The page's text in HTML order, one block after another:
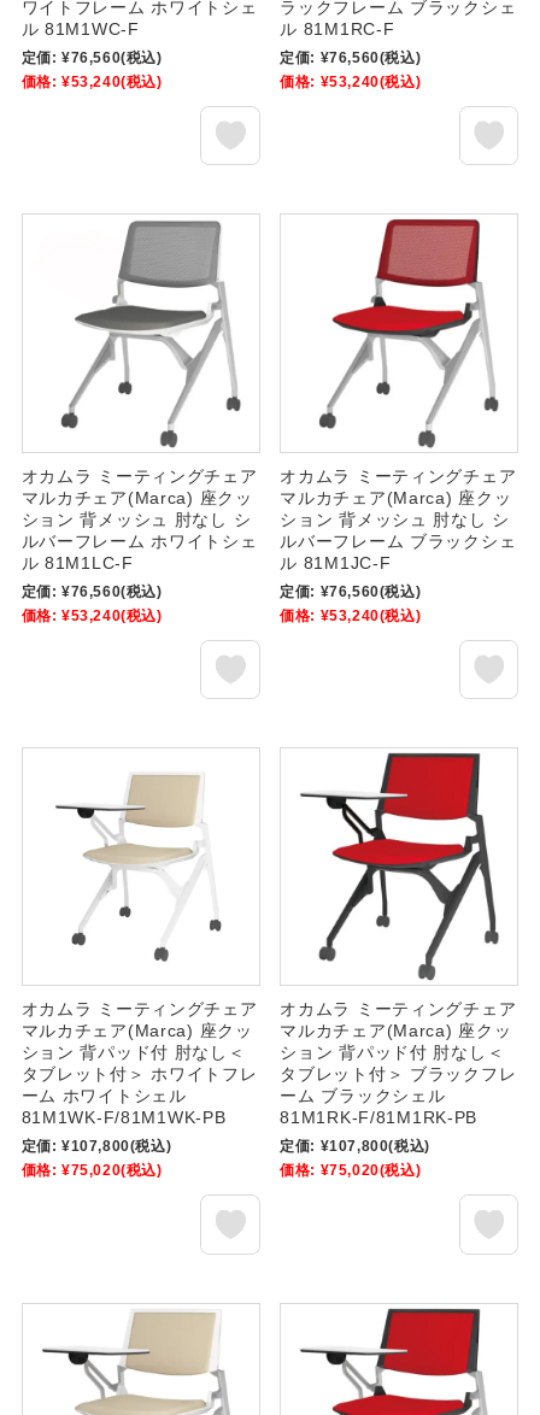
ワイトフレーム ホワイトシェ
ル 81M1WC-F
定価: ¥76,560(税込)
価格: ¥53,240(税込)
ラックフレーム ブラックシェ
ル 81M1RC-F
定価: ¥76,560(税込)
価格: ¥53,240(税込)
オカムラ ミーティングチェア
マルカチェア(Marca) 座クッ
ション 背メッシュ 肘なし シ
ルバーフレーム ホワイトシェ
ル 81M1LC-F
定価: ¥76,560(税込)
価格: ¥53,240(税込)
オカムラ ミーティングチェア
マルカチェア(Marca) 座クッ
ション 背メッシュ 肘なし シ
ルバーフレーム ブラックシェ
ル 81M1JC-F
定価: ¥76,560(税込)
価格: ¥53,240(税込)
オカムラ ミーティングチェア
マルカチェア(Marca) 座クッ
ション 背パッド付 肘なし＜
タブレット付＞ ホワイトフレ
ーム ホワイトシェル
81M1WK-F/81M1WK-PB
定価: ¥107,800(税込)
価格: ¥75,020(税込)
オカムラ ミーティングチェア
マルカチェア(Marca) 座クッ
ション 背パッド付 肘なし＜
タブレット付＞ ブラックフレ
ーム ブラックシェル
81M1RK-F/81M1RK-PB
定価: ¥107,800(税込)
価格: ¥75,020(税込)